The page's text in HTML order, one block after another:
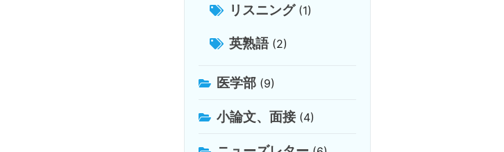
リスニング(1)
英熟語(2)
医学部 (9)
小論文、面接(4)